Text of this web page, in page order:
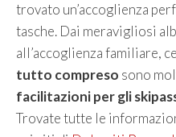
trovato un’accoglienza
tasche. Dai meravigliosi
all’accoglienza familiare,
tutto compreso sono
facilitazioni per gli
Trovate tutte le